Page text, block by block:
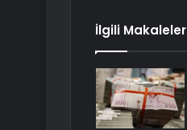
İlgili Makaleler